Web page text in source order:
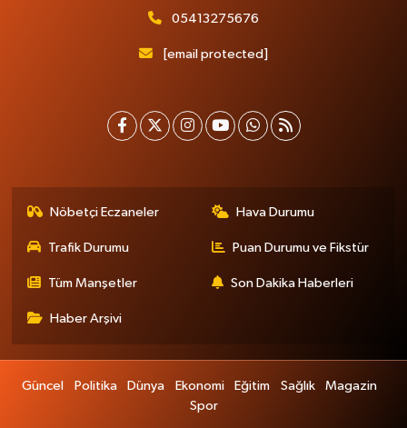
05413275676
[email protected]
Nöbetçi Eczaneler Hava Durumu
Trafik Durumu Puan Durumu ve Fikstür
Tüm Manşetler Son Dakika Haberleri
Haber Arşivi
Güncel Politika Dünya Ekonomi Eğitim Sağlık
Magazin
Spor